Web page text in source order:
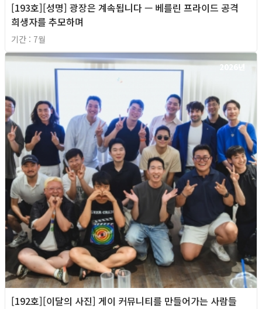
[193호][성명] 광장은 계속됩니다 — 베를린 프라이드 공격
희생자를 추모하며
기간 : 7월
2026년
[192호][이달의 사진] 게이 커뮤니티를 만들어가는 사람들